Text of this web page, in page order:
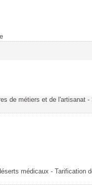
de métiers et de l'artisanat -
médicaux - Tarification